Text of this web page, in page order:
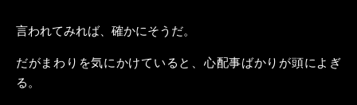
言われてみれば、確かにそうだ。
だがまわりを気にかけていると、心配事ばかりが頭によぎ
る。